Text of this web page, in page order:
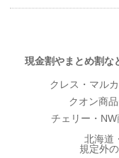
現金割やまとめ割な
クレス・マル
クオン商
チェリー・
北海道
規定外